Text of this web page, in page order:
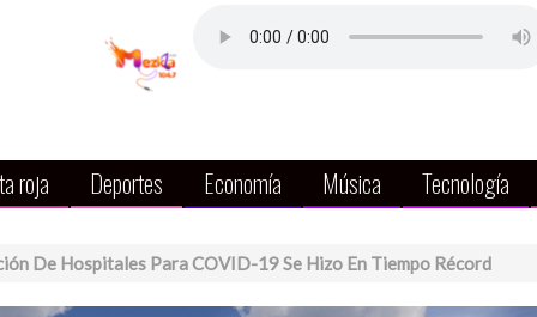
roja Deportes Economía Música Tecnología
De Hospitales Para COVID-19 Se Hizo En Tiempo Récord